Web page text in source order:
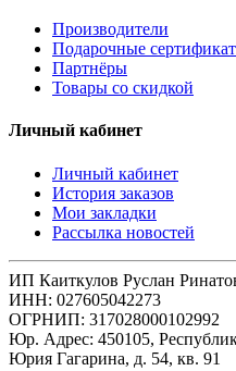
Производители
Подарочные
Партнёры
Товары со скидкой
Личный кабинет
Личный кабинет
История заказов
Мои закладки
Рассылка новостей
ИП Каиткулов Руслан
ИНН: 027605042273
ОГРНИП: 317028000102992
Юр. Адрес: 450105,
Юрия Гагарина, д. 54, кв. 91